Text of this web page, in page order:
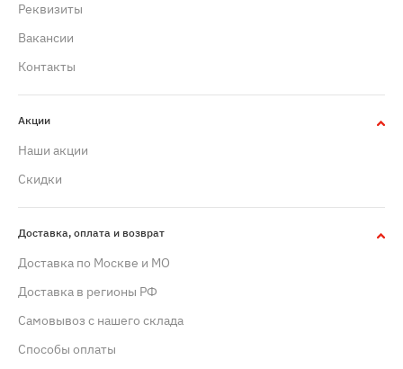
Реквизиты
Вакансии
Контакты
Акции
Наши акции
Скидки
Доставка, оплата и возврат
Доставка по Москве и МО
Доставка в регионы РФ
Самовывоз с нашего склада
Способы оплаты